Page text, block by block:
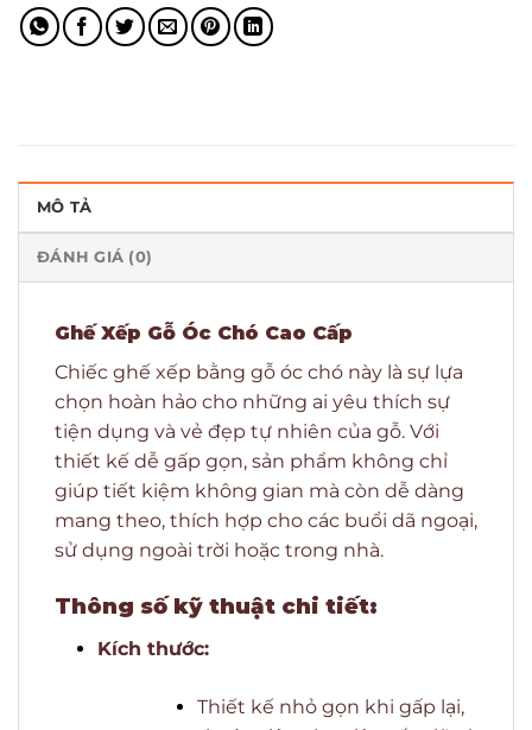
MÔ TẢ
ĐÁNH GIÁ (0)
Ghế Xếp Gỗ Óc Chó Cao Cấp
Chiếc ghế xếp bằng gỗ óc chó này là sự lựa
chọn hoàn hảo cho những ai yêu thích sự
tiện dụng và vẻ đẹp tự nhiên của gỗ. Với
thiết kế dễ gấp gọn, sản phẩm không chỉ
giúp tiết kiệm không gian mà còn dễ dàng
mang theo, thích hợp cho các buổi dã ngoại,
sử dụng ngoài trời hoặc trong nhà.
Thông số kỹ thuật chi tiết:
Kích thước:
Thiết kế nhỏ gọn khi gấp lại,